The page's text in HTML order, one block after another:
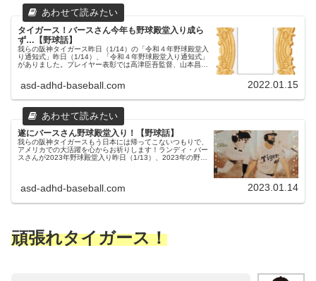
タイガース！バースさん今年も野球殿堂入り成ら
ず…【野球話】
我らの阪神タイガース昨日（1/14）の「令和４年野球殿堂入
り通知式」昨日（1/14）、「令和４年野球殿堂入り通知式」
がありました。プレイヤー表彰では高津臣吾監督、山本昌さ
asd-adhd-baseball.com 2022.01.15
遂にバースさん野球殿堂入り！【野球話】
我らの阪神タイガースもう日本には帰ってこないつもりで、
アメリカでの大活躍を心からお祈りします！ランディ・バー
スさんが2023年野球殿堂入り昨日（1/13）、2023年の野球
asd-adhd-baseball.com 2023.01.14
頑張れタイガース！